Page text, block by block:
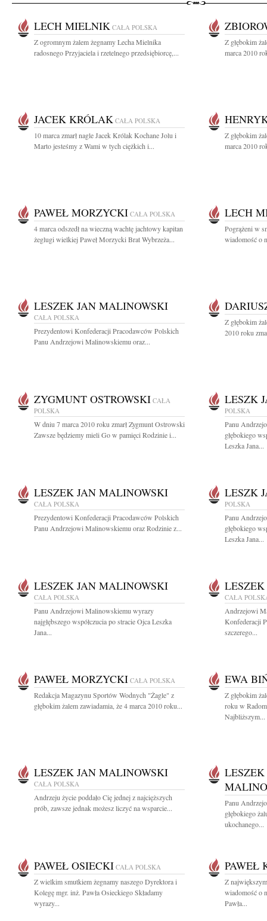
LECH MIELNIK CAŁA POLSKA
Z ogromnym żalem żegnamy Lecha Mielnika
radosnego Przyjaciela i rzetelnego przedsiębiorcę,...
Z głębokim
marca 2010
JACEK KRÓLAK CAŁA POLSKA
10 marca zmarł nagle Jacek Królak Kochane Jolu i
Marto jesteśmy z Wami w tych ciężkich i...
Z głębokim
marca 2010
PAWEŁ MORZYCKI CAŁA POLSKA
4 marca odszedł na wieczną wachtę jachtowy kapitan
żeglugi wielkiej Paweł Morzycki Brat Wybrzeża...
LECH
Pogrążeni w
wiadomość o
LESZEK JAN MALINOWSKI
CAŁA POLSKA
Prezydentowi Konfederacji Pracodawców Polskich
Panu Andrzejowi Malinowskiemu oraz...
Z głębokim
2010 roku
ZYGMUNT OSTROWSKI CAŁA
POLSKA
W dniu 7 marca 2010 roku zmarł Zygmunt Ostrowski
Zawsze będziemy mieli Go w pamięci Rodzinie i...
LESZK
POLSKA
Panu
głębokiego
Leszka Jana...
LESZEK JAN MALINOWSKI
CAŁA POLSKA
Prezydentowi Konfederacji Pracodawców Polskich
Panu Andrzejowi Malinowskiemu oraz Rodzinie z...
LESZK
POLSKA
Panu
głębokiego
Leszka Jana...
LESZEK JAN MALINOWSKI
CAŁA POLSKA
Panu Andrzejowi Malinowskiemu wyrazy
najgłębszego współczucia po stracie Ojca Leszka
Jana...
CAŁA
Andrzejowi
Konfederacji
szczerego...
PAWEŁ MORZYCKI CAŁA POLSKA
Redakcja Magazynu Sportów Wodnych "Żagle" z
głębokim żalem zawiadamia, że 4 marca 2010 roku...
EWA
Z głębokim
roku w
Najbliższym...
LESZEK JAN MALINOWSKI
CAŁA POLSKA
Andrzeju życie poddało Cię jednej z najcięższych
prób, zawsze jednak możesz liczyć na wsparcie...
Panu
głębokiego
ukochanego...
PAWEŁ OSIECKI CAŁA POLSKA
Z wielkim smutkiem żegnamy naszego Dyrektora i
Kolegę mgr. inż. Pawła Osieckiego Składamy
wyrazy...
PAWEŁ
Z
wiadomość o
Pawła...